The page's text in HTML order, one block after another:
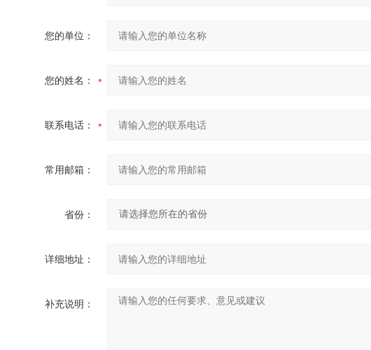
您的单位：
您的姓名：
联系电话：
常用邮箱：
省份：
详细地址：
补充说明：